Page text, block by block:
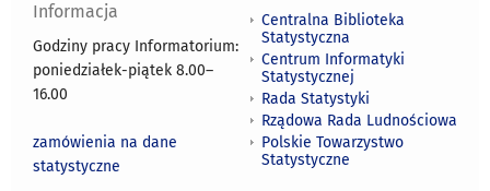
Informacja
Godziny pracy Informatorium:
poniedziałek-piątek 8.00–
16.00
zamówienia na dane
statystyczne
Centralna Biblioteka
Statystyczna
Centrum Informatyki
Statystycznej
Rada Statystyki
Rządowa Rada Ludnościowa
Polskie Towarzystwo
Statystyczne